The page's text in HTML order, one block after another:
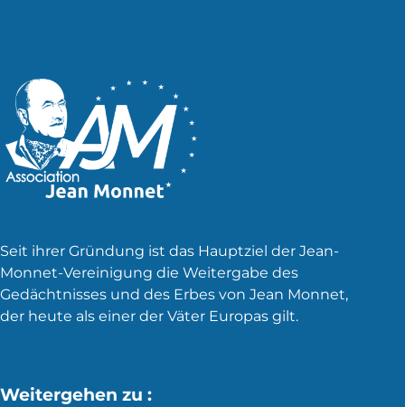
Seit ihrer Gründung ist das Hauptziel der Jean-
Monnet-Vereinigung die Weitergabe des
Gedächtnisses und des Erbes von Jean Monnet,
der heute als einer der Väter Europas gilt.
Weitergehen zu :